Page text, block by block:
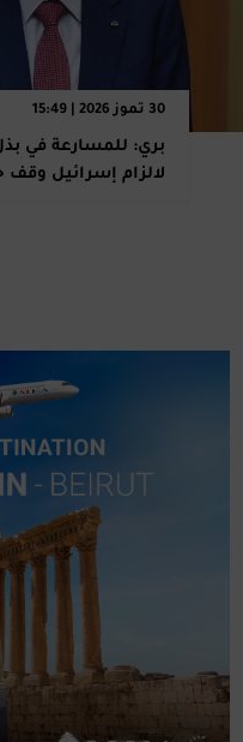
30 تموز 2026 | 15:49
بري: للمسارعة في
لالزام إسرائيل وقف